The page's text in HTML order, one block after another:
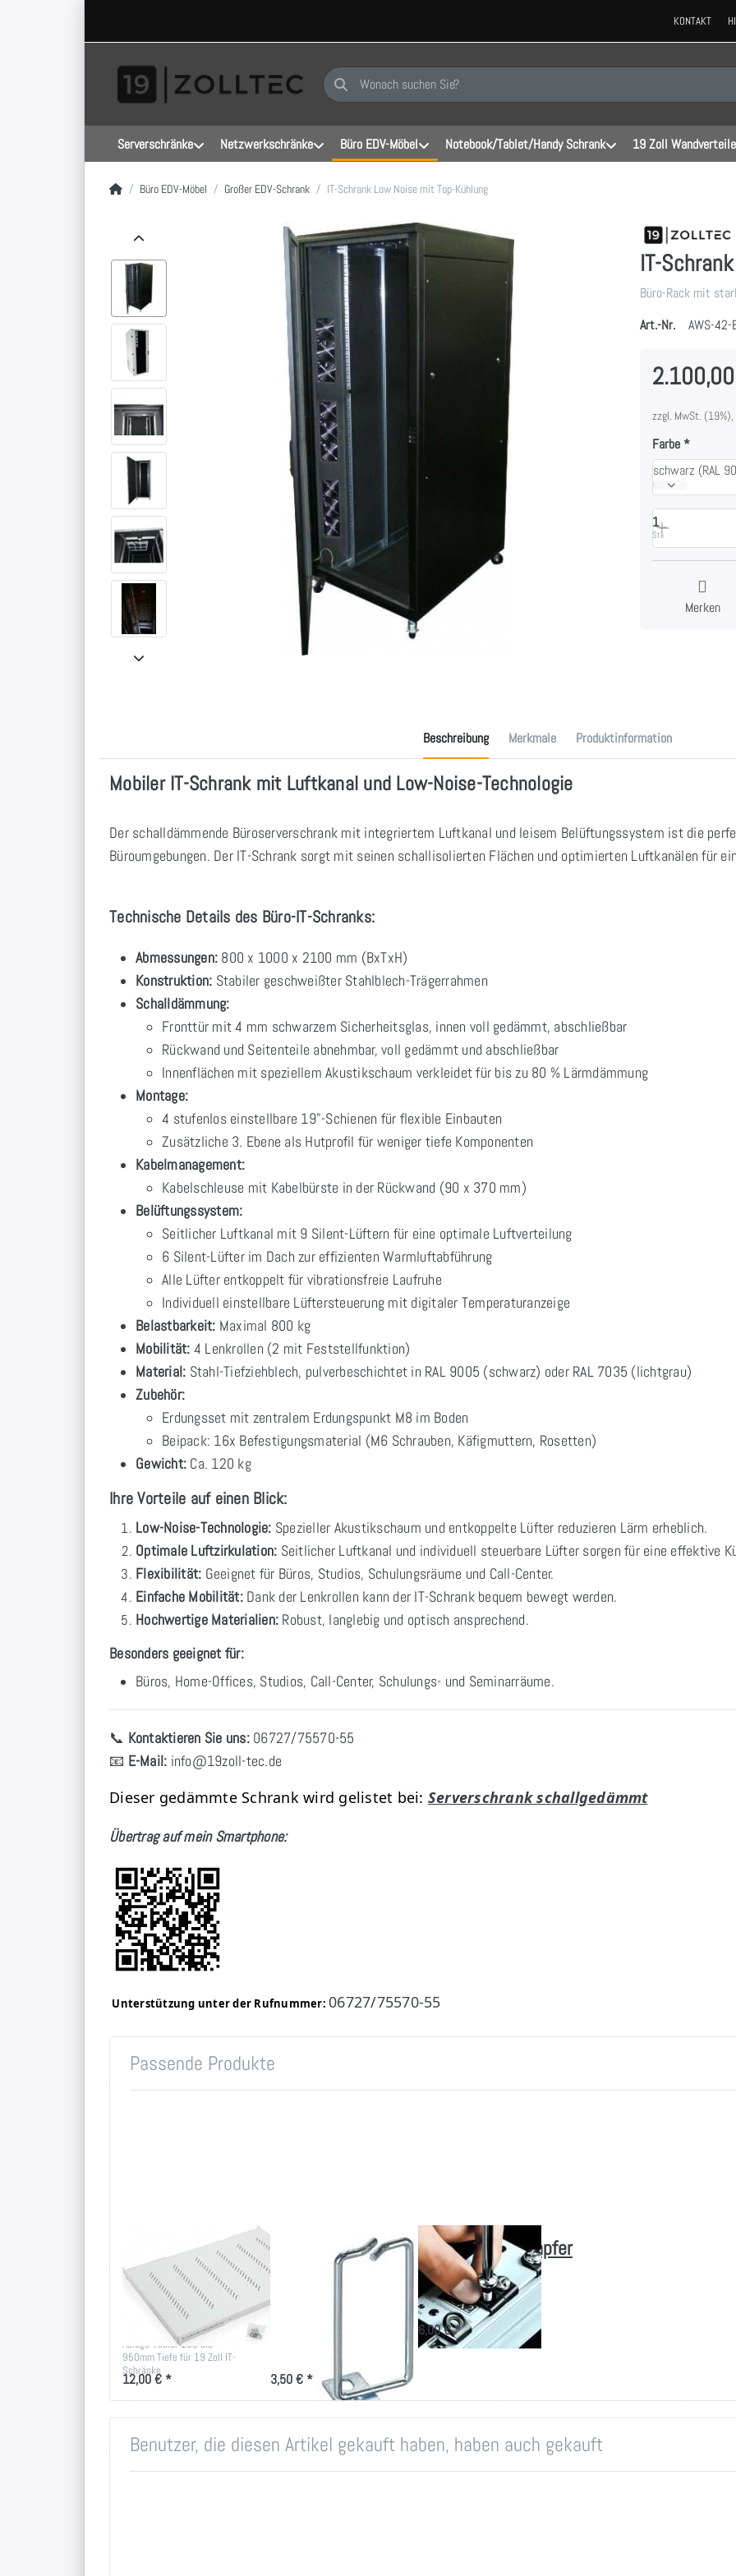
KONTAKT
Geben Sie einen Suchbegriff ein. Während Sie tippen, erscheinen automatisch
Serverschränke Netzwerkschränke Büro EDV-Möbel Notebook/Tablet/Handy Schrank 19 Zoll
Startseite
Büro EDV-Möbel Großer EDV-Schrank IT-Schrank Low Noise mit Top-Kühlung
IT-
Büro-Rack mit
Art.-Nr.
AWS-
zzgl. MwSt.
Farbe
schwarz (RAL
1
Stk
Merken
Beschreibung Merkmale Produktinformation
Mobiler IT-Schrank mit Luftkanal und Low-Noise-Technologie
Der schalldämmende Büroserverschrank mit integriertem Luftkanal und leisem Belüftungssystem ist die
Büroumgebungen. Der IT-Schrank sorgt mit seinen schallisolierten Flächen und optimierten Luftkanälen für
Technische Details des Büro-IT-Schranks:
Abmessungen: 800 x 1000 x 2100 mm (BxTxH)
Konstruktion: Stabiler geschweißter Stahlblech-Trägerrahmen
Schalldämmung:
Fronttür mit 4 mm schwarzem Sicherheitsglas, innen voll gedämmt, abschließbar
Rückwand und Seitenteile abnehmbar, voll gedämmt und abschließbar
Innenflächen mit speziellem Akustikschaum verkleidet für bis zu 80 % Lärmdämmung
Montage:
4 stufenlos einstellbare 19"-Schienen für flexible Einbauten
Zusätzliche 3. Ebene als Hutprofil für weniger tiefe Komponenten
Kabelmanagement:
Kabelschleuse mit Kabelbürste in der Rückwand (90 x 370 mm)
Belüftungssystem:
Seitlicher Luftkanal mit 9 Silent-Lüftern für eine optimale Luftverteilung
6 Silent-Lüfter im Dach zur effizienten Warmluftabführung
Alle Lüfter entkoppelt für vibrationsfreie Laufruhe
Individuell einstellbare Lüftersteuerung mit digitaler Temperaturanzeige
Belastbarkeit: Maximal 800 kg
Mobilität: 4 Lenkrollen (2 mit Feststellfunktion)
Material: Stahl-Tiefziehblech, pulverbeschichtet in RAL 9005 (schwarz) oder RAL 7035 (lichtgrau)
Zubehör:
Erdungsset mit zentralem Erdungspunkt M8 im Boden
Beipack: 16x Befestigungsmaterial (M6 Schrauben, Käfigmuttern, Rosetten)
Gewicht: Ca. 120 kg
Ihre Vorteile auf einen Blick:
Low-Noise-Technologie: Spezieller Akustikschaum und entkoppelte Lüfter reduzieren Lärm erheblich.
Optimale Luftzirkulation: Seitlicher Luftkanal und individuell steuerbare Lüfter sorgen für eine effektive
Flexibilität: Geeignet für Büros, Studios, Schulungsräume und Call-Center.
Einfache Mobilität:Dank der Lenkrollen kann der IT-Schrank bequem bewegt werden.
Hochwertige Materialien: Robust, langlebig und optisch ansprechend.
Besonders geeignet für:
Büros, Home-Offices, Studios, Call-Center, Schulungs- und Seminarräume.
📞 Kontaktieren Sie uns:06727/75570-55
📧 E-Mail: info@19zoll-tec.de
Dieser gedämmte Schrank wird gelistet bei: Serverschrank schallgedämmt
Übertrag auf mein Smartphone:
Unterstützung unter der Rufnummer: 06727/75570-55
Passende Produkte
Fachboden bis
80kg Belastung
in versch. Tiefen
Ablage-Tablar 150 bis
950mm Tiefe für 19 Zoll IT-
Schränke
12,00 € *
Rangierbügel
40x80mm,
Rangierbügel 40x80
3,50 € *
Körperschalldämpfer
M6 x 16
Isolierelemente um
Brummgeräusche zu
unterdrücken.
6,00 € *
Benutzer, die diesen Artikel gekauft haben, haben auch gekauft